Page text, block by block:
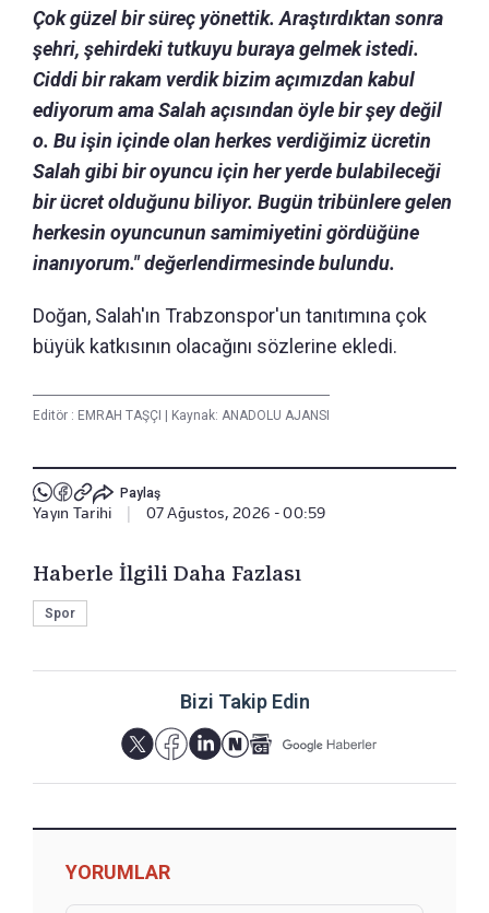
Çok güzel bir süreç yönettik. Araştırdıktan sonra
şehri, şehirdeki tutkuyu buraya gelmek istedi.
Ciddi bir rakam verdik bizim açımızdan kabul
ediyorum ama Salah açısından öyle bir şey değil
o. Bu işin içinde olan herkes verdiğimiz ücretin
Salah gibi bir oyuncu için her yerde bulabileceği
bir ücret olduğunu biliyor. Bugün tribünlere gelen
herkesin oyuncunun samimiyetini gördüğüne
inanıyorum." değerlendirmesinde bulundu.
Doğan, Salah'ın Trabzonspor'un tanıtımına çok
büyük katkısının olacağını sözlerine ekledi.
Editör : EMRAH TAŞÇI | Kaynak: ANADOLU AJANSI
Paylaş
Yayın Tarihi 07 Ağustos, 2026 - 00:59
Haberle İlgili Daha Fazlası
Spor
Bizi Takip Edin
YORUMLAR